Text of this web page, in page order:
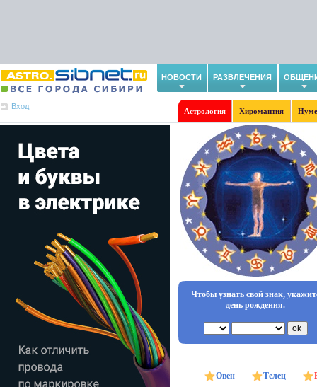
НОВОСТИ РАЗВЛЕЧЕНИЯ
Вход
Астрология Хиромантия
Чтобы узнать свой знак,
день рождения.
Овен Телец